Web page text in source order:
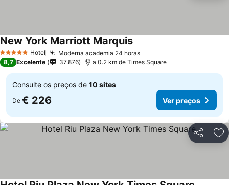
5 Estrelas Hotel Moderna academia 24 horas
New York Marriott Marquis
8,7 Excelente 37.876 a 0.2 km de Times Square
Consulte os preços de 10 sites
De € 226 Ver preços
Partilhar